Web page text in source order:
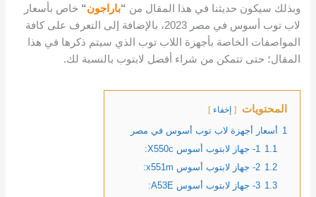
وبذلك سيكون حديثنا في هذا المقال من “باراجون“ خاص بأسعار
لاب توب أسوس في مصر 2023، بالإضافة إلى التعرف على كافة
المواصفات الخاصة بأجهزة اللاب توب الذي سيتم ذكرها في هذا
المقال؛ حتى تتمكن من شراء أفضل لابتوب بالنسبة لك.
المحتويات إخفاء
1 أسعار أجهزة لاب توب أسوس في مصر
1.1 1- جهاز لابتوب أسوس X550c:
1.2 2- جهاز لابتوب أسوس x551m:
1.3 3- جهاز لابتوب أسوس A53E: